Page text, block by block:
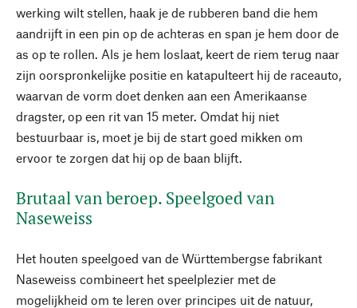
werking wilt stellen, haak je de rubberen band die hem
aandrijft in een pin op de achteras en span je hem door de
as op te rollen. Als je hem loslaat, keert de riem terug naar
zijn oorspronkelijke positie en katapulteert hij de raceauto,
waarvan de vorm doet denken aan een Amerikaanse
dragster, op een rit van 15 meter. Omdat hij niet
bestuurbaar is, moet je bij de start goed mikken om
ervoor te zorgen dat hij op de baan blijft.
Brutaal van beroep. Speelgoed van
Naseweiss
Het houten speelgoed van de Württembergse fabrikant
Naseweiss combineert het speelplezier met de
mogelijkheid om te leren over principes uit de natuur,